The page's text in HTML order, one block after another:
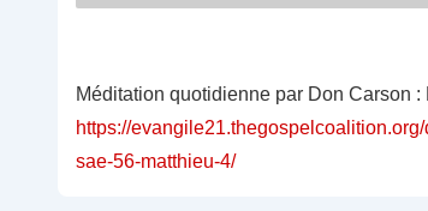
Méditation quotidienne par Don Carson
https://
sae-56-matthieu-4/